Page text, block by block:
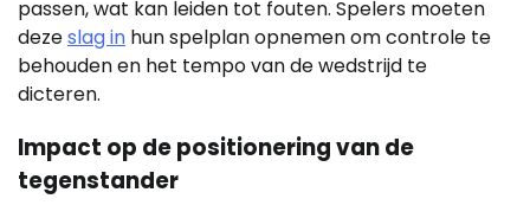
passen, wat kan leiden tot fouten. Spelers moeten
dezeslag in hun spelplan opnemen om controle te
behouden en het tempo van de wedstrijd te
dicteren.
Impact op de positionering van de
tegenstander